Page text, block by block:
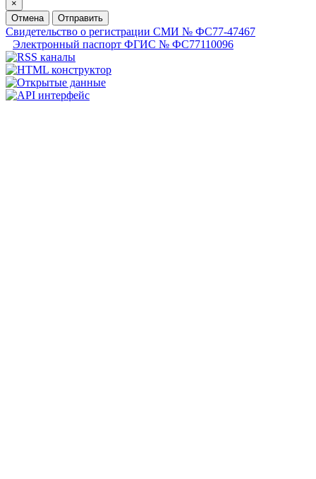
×
Отмена
Отправить
Свидетельство о регистрации СМИ № ФС77-47467
Электронный паспорт ФГИС № ФС77110096